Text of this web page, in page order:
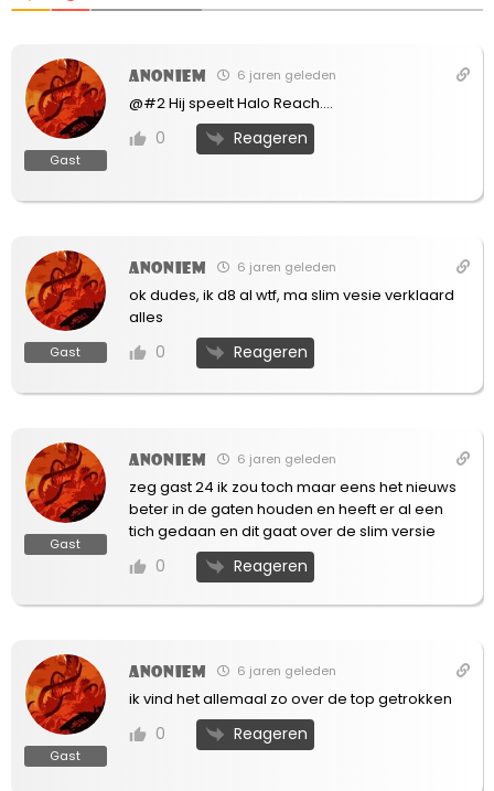
Gast
Anoniem 6 jaren geleden
@#2 Hij speelt Halo Reach….
0 Reageren
Gast
Anoniem 6 jaren geleden
ok dudes, ik d8 al wtf, ma slim vesie verklaard
alles
0 Reageren
Gast
Anoniem 6 jaren geleden
zeg gast 24 ik zou toch maar eens het nieuws
beter in de gaten houden en heeft er al een
tich gedaan en dit gaat over de slim versie
0 Reageren
Gast
Anoniem 6 jaren geleden
ik vind het allemaal zo over de top getrokken
0 Reageren